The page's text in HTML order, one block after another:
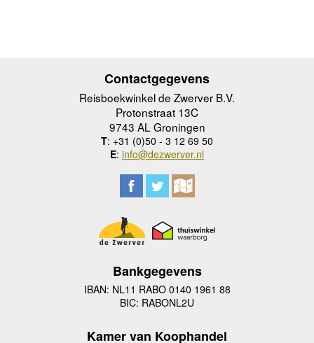
Contactgegevens
Reisboekwinkel de Zwerver B.V.
Protonstraat 13C
9743 AL Groningen
T: +31 (0)50 - 3 12 69 50
E: info@dezwerver.nl
Bankgegevens
IBAN: NL11 RABO 0140 1961 88
BIC: RABONL2U
Kamer van Koophandel